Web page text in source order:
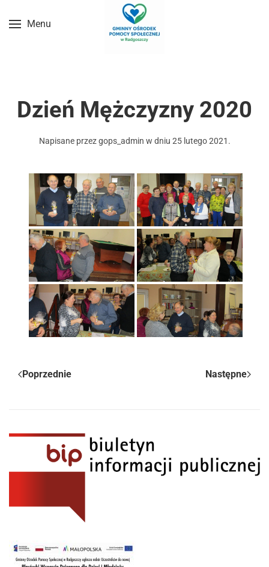
Przejdź do treści głównej
Menu
Dzień Mężczyzny 2020
Napisane przezgops_admin w dniu 25 lutego 2021 .
Poprzednie Następne